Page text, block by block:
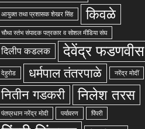
आयुक्त तथा प्रशासक शेखर सिंह किवळे
चौथा स्तंभ संपादक पत्रकार व सोशल मीडिया संघ
दिलीप कडलक देवेंद्र फडणवीस
देहुरोड धर्मपाल तंतरपाळे नरेंद्र मोदीं
नितीन गडकरी निलेश तरस
पंतप्रधान नरेंद्र मोदी पर्यावरण पिंपरी